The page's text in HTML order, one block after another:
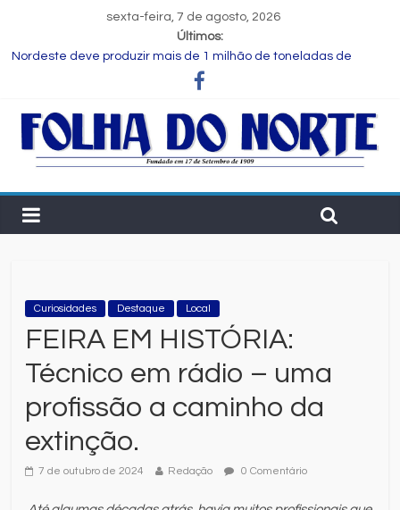
sexta-feira, 7 de agosto, 2026
Últimos:
Nordeste deve produzir mais de 1 milhão de toneladas de
algodão pela primeira vez, aponta Etene
muda para as empresas
Programa Speak Up reúne estudantes da rede municipal em
oficina pedagógica
tecnologia na China
FIEB lança Comitê das Cadeias Química e Petroquímica com o
objetivo de fortalecer o setor na Bahia
Curiosidades Destaque Local
FEIRA EM HISTÓRIA:
Técnico em rádio – uma
profissão a caminho da
extinção.
7 de outubro de 2024 Redação 0 Comentário